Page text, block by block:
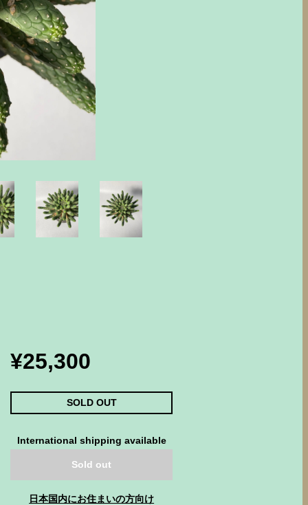
¥25,300
SOLD OUT
International shipping available
Sold out
日本国内にお住まいの方向け